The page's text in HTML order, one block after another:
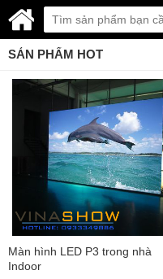
SẢN PHẨM HOT
Màn hình LED P3 trong nhà
Indoor